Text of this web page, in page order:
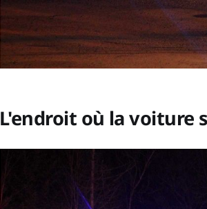
L'endroit où la voiture